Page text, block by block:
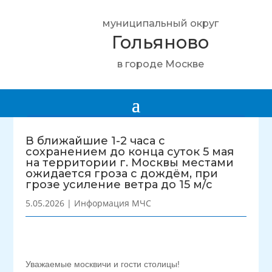
муниципальный округ
Гольяново
в городе Москве
В ближайшие 1-2 часа с
сохранением до конца суток 5 мая
на территории г. Москвы местами
ожидается гроза с дождём, при
грозе усиление ветра до 15 м/с
5.05.2026 | Информация МЧС
Уважаемые москвичи и гости столицы!